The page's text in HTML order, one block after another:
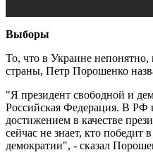
Выборы
То, что в Украине
страны, Петр Порошенко
"Я президент свободной и
Российская Федерация. В РФ
достижением в качестве
сейчас не знает, кто победит
демократии", - сказал